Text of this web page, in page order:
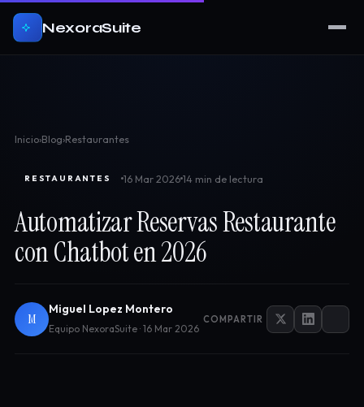
NexoraSuite
Inicio›Blog›Restaurantes
RESTAURANTES 16 Mar 202614 min de lectura
Automatizar Reservas Restaurante
con Chatbot en 2026
M
Miguel Lopez Montero
Equipo NexoraSuite · 16 Mar 2026
COMPARTIR